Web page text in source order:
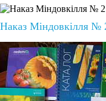
Наказ Міндовкілля №